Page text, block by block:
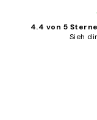
4.4 von 5
Sieh